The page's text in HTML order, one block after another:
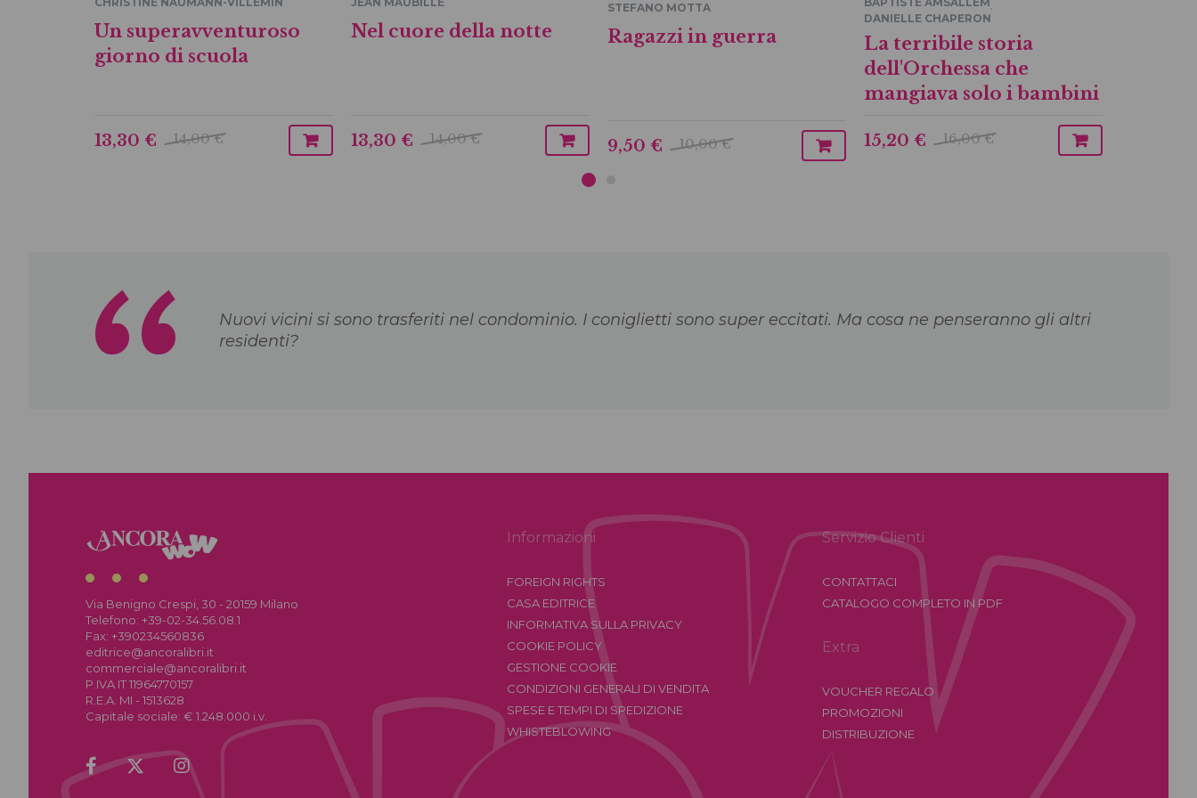
Un superavventuroso
giorno di scuola
14,00 €
13,30 €
Nel cuore della notte
14,00 €
13,30 €
STEFANO MOTTA
Ragazzi in guerra
10,00 €
9,50 €
,
DANIELLE CHAPERON
La terribile storia
dell'Orchessa che
mangiava solo i bambini
16,00 €
15,20 €
Nuovi vicini si sono trasferiti nel condominio. I coniglietti sono super eccitati. Ma cosa ne penseranno gli altri
residenti?
Via Benigno Crespi, 30 - 20159 Milano
Telefono: +39-02-34.56.08.1
Fax: +390234560836
editrice@ancoralibri.it
commerciale@ancoralibri.it
P.IVA IT 11964770157
R.E.A. MI - 1513628
Capitale sociale: € 1.248.000 i.v.
Informazioni
FOREIGN RIGHTS
CASA EDITRICE
INFORMATIVA SULLA PRIVACY
COOKIE POLICY
GESTIONE COOKIE
CONDIZIONI GENERALI DI VENDITA
SPESE E TEMPI DI SPEDIZIONE
WHISTEBLOWING
Servizio Clienti
CONTATTACI
CATALOGO COMPLETO IN PDF
Extra
VOUCHER REGALO
PROMOZIONI
DISTRIBUZIONE